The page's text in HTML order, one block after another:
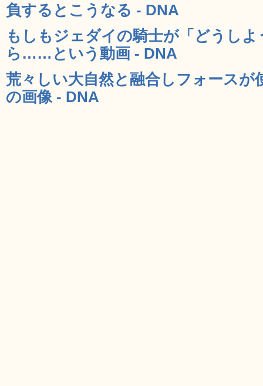
負するとこうなる - DNA
もしもジェダイの騎士が「どうし
ら……という動画 - DNA
荒々しい大自然と融合しフォースが
の画像 - DNA